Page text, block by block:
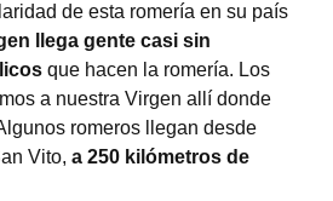
de esta romería en su país
llega gente casi sin
que hacen la romería. Los
a nuestra Virgen allí donde
romeros llegan desde
Vito, a 250 kilómetros de